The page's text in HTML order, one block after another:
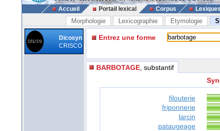
Accueil Portail lexical Corpus
Morphologie Lexicographie Etymologie
Dicosyn
CRISCO
Entrez une forme
BARBOTAGE , substantif
filouterie
friponnerie
larcin
pataugeage